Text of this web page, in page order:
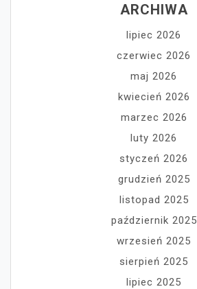
ARCHIWA
lipiec 2026
czerwiec 2026
maj 2026
kwiecień 2026
marzec 2026
luty 2026
styczeń 2026
grudzień 2025
listopad 2025
październik 2025
wrzesień 2025
sierpień 2025
lipiec 2025